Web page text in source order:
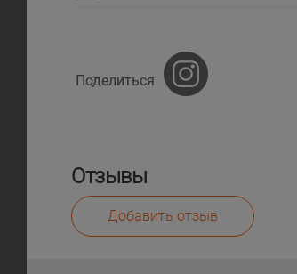
Поделиться
Отзывы
Добавить отзыв